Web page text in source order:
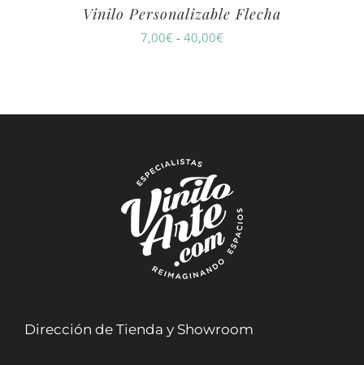
Vinilo Personalizable Flecha
7,00€ - 40,00€
40,00€
Dirección de Tienda y Showroom